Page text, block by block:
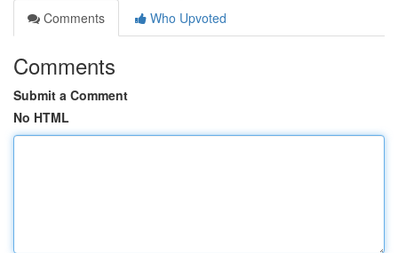
Comments
Who Upvoted
Comments
Submit a Comment
No HTML